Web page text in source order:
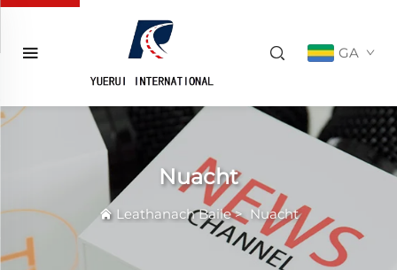
GA
Nuacht
Leathanach Baile> Nuacht